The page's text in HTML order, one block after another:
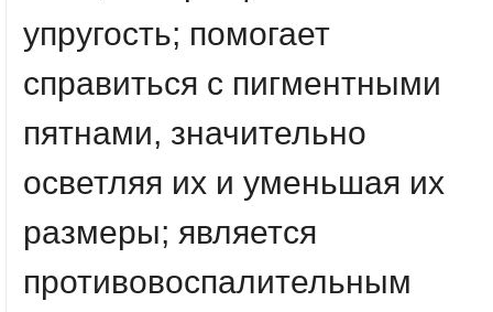
упругость; помогает
справиться с пигментными
пятнами, значительно
осветляя их и уменьшая их
размеры; является
противовоспалительным